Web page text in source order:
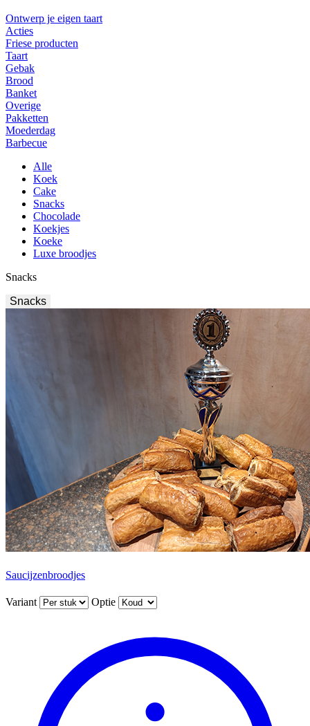
Ontwerp je eigen taart
Acties
Friese producten
Taart
Gebak
Brood
Banket
Overige
Pakketten
Moederdag
Barbecue
Alle
Koek
Cake
Snacks
Chocolade
Koekjes
Koeke
Luxe broodjes
Snacks
Snacks
Saucijzenbroodjes
Variant Optie